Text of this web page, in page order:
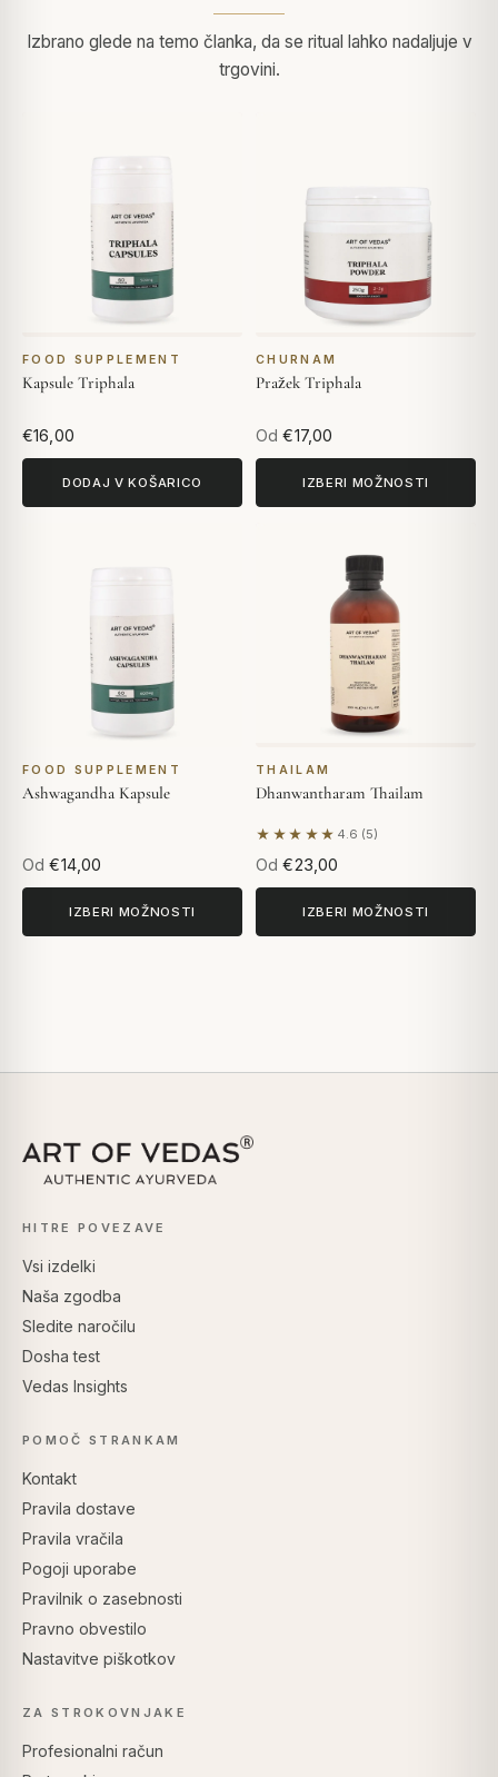
Izbrano glede na temo članka, da se ritual lahko nadaljuje v
trgovini.
FOOD SUPPLEMENT
Kapsule Triphala
€16,00
DODAJ V KOŠARICO
CHURNAM
Pražek Triphala
Od €17,00
IZBERI MOŽNOSTI
FOOD SUPPLEMENT
Ashwagandha Kapsule
Od €14,00
IZBERI MOŽNOSTI
THAILAM
Dhanwantharam Thailam
★★★★★ 4.6 (5)
Na podlagi 5 mnenj
Od €23,00
IZBERI MOŽNOSTI
HITRE POVEZAVE
Vsi izdelki
Naša zgodba
Sledite naročilu
Dosha test
Vedas Insights
POMOČ STRANKAM
Kontakt
Pravila dostave
Pravila vračila
Pogoji uporabe
Pravilnik o zasebnosti
Pravno obvestilo
Nastavitve piškotkov
ZA STROKOVNJAKE
Profesionalni račun